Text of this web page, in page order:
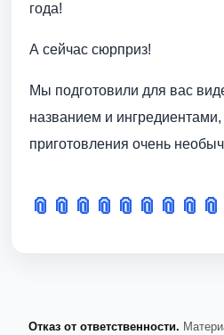
года!
А сейчас сюрприз!
Мы подготовили для вас
названием и
приготовления очень
📎 📎 📎 📎 📎 📎 📎 📎 📎
Отказ от ответственности.